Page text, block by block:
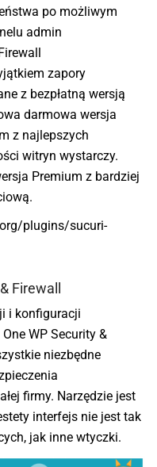
po możliwym
admin
zapory
z bezpłatną wersją
darmowa wersja
z najlepszych
witryn wystarczy.
Premium z bardziej
plugins/sucuri-
Firewall
i konfiguracji
WP Security &
niezbędne
firmy. Narzędzie jest
interfejs nie jest tak
jak inne wtyczki.